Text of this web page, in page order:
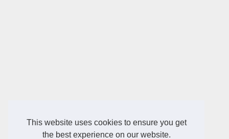
This website uses cookies to ensure you get
the best experience on our website.